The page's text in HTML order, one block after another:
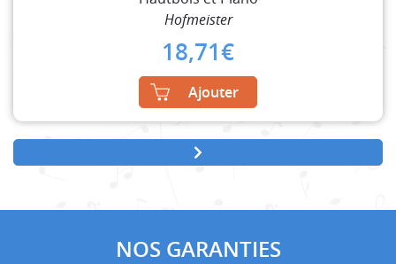
Hofmeister
18,71€
Ajouter
NOS GARANTIES